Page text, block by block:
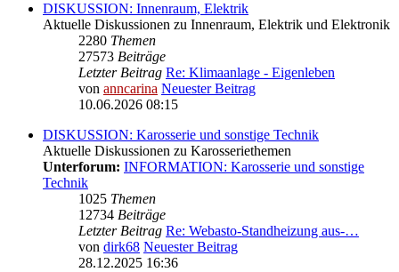
DISKUSSION: Innenraum, Elektrik
Aktuelle Diskussionen zu Innenraum, Elektrik und Elektronik
2280 Themen
27573 Beiträge
Letzter Beitrag Re: Klimaanlage - Eigenleben
von anncarina Neuester Beitrag
10.06.2026 08:15
DISKUSSION: Karosserie und sonstige Technik
Aktuelle Diskussionen zu Karosseriethemen
Unterforum: INFORMATION: Karosserie und sonstige
Technik
1025 Themen
12734 Beiträge
Letzter Beitrag Re: Webasto-Standheizung aus-…
von dirk68 Neuester Beitrag
28.12.2025 16:36